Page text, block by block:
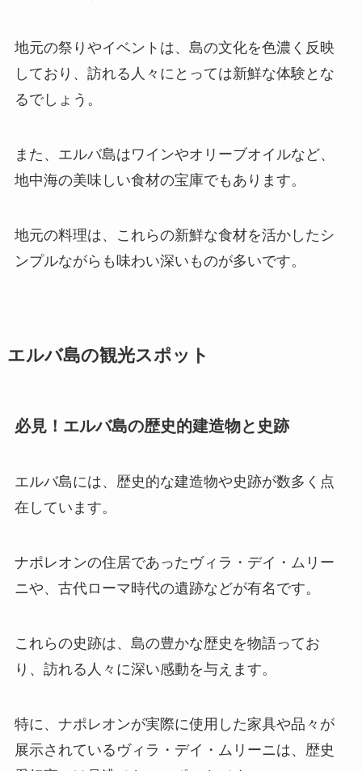
地元の祭りやイベントは、島の文化を色濃く反映
しており、訪れる人々にとっては新鮮な体験とな
るでしょう。
また、エルバ島はワインやオリーブオイルなど、
地中海の美味しい食材の宝庫でもあります。
地元の料理は、これらの新鮮な食材を活かしたシ
ンプルながらも味わい深いものが多いです。
エルバ島の観光スポット
必見！エルバ島の歴史的建造物と史跡
エルバ島には、歴史的な建造物や史跡が数多く点
在しています。
ナポレオンの住居であったヴィラ・デイ・ムリー
ニや、古代ローマ時代の遺跡などが有名です。
これらの史跡は、島の豊かな歴史を物語ってお
り、訪れる人々に深い感動を与えます。
特に、ナポレオンが実際に使用した家具や品々が
展示されているヴィラ・デイ・ムリーニは、歴史